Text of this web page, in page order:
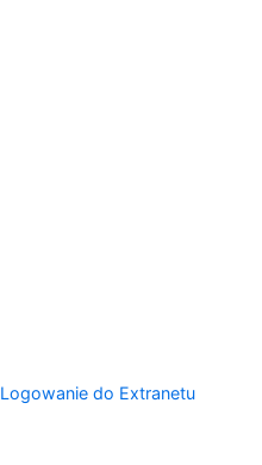
Logowanie do Extranetu